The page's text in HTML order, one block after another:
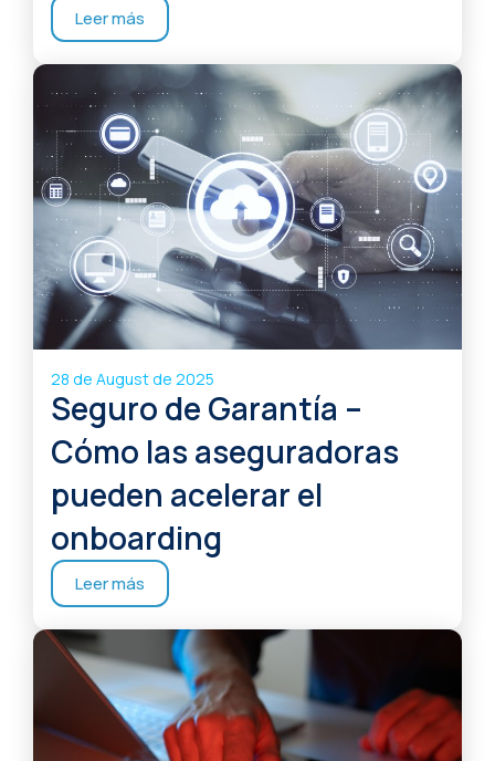
Leer más
28 de August de 2025
Seguro de Garantía –
Cómo las aseguradoras
pueden acelerar el
onboarding
Leer más